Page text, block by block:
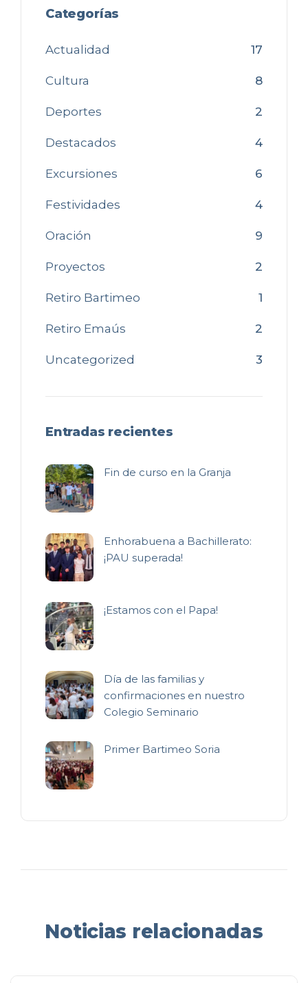
Categorías
Actualidad 17
Cultura 8
Deportes 2
Destacados 4
Excursiones 6
Festividades 4
Oración 9
Proyectos 2
Retiro Bartimeo 1
Retiro Emaús 2
Uncategorized 3
Entradas recientes
Fin de curso en la Granja
Enhorabuena a Bachillerato:
¡PAU superada!
¡Estamos con el Papa!
Día de las familias y
confirmaciones en nuestro
Colegio Seminario
Primer Bartimeo Soria
Noticias relacionadas